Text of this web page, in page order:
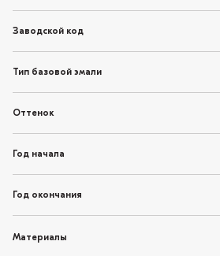
Заводской код
Тип базовой эмали
Оттенок
Год начала
Год окончания
Материалы